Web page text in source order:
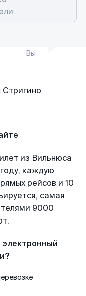
Вы
из Вильнюса
каждую
рейсов и 10
самая
9000
электронный